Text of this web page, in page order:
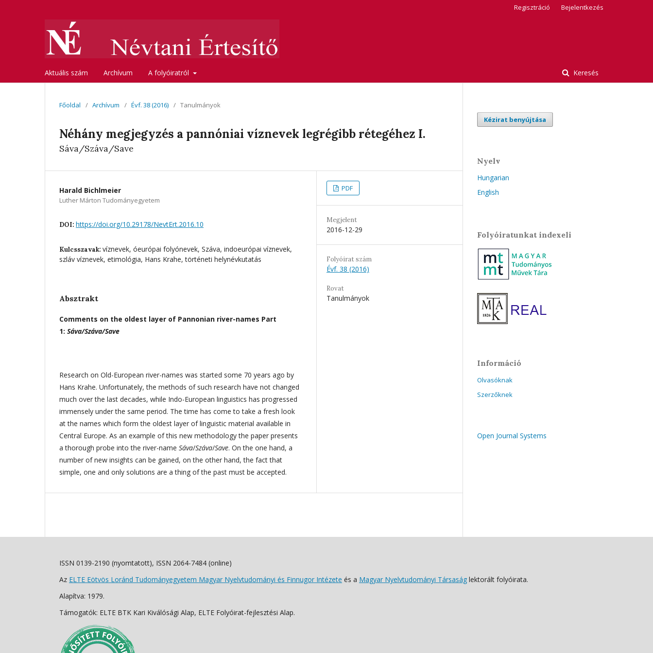
Aktuális szám Archívum A folyóiratról Keresés
Regisztráció Bejelentkezés
Főoldal / Archívum / Évf. 38 (2016) / Tanulmányok
Néhány megjegyzés a pannóniai víznevek legrégibb rétegéhez I.
Sáva/Száva/Save
Harald Bichlmeier
Luther Márton Tudományegyetem
DOI: https://doi.org/10.29178/NevtErt.2016.10
Kulcsszavak: víznevek, óeurópai folyónevek, Száva, indoeurópai víznevek,
szláv víznevek, etimológia, Hans Krahe, történeti helynévkutatás
Absztrakt
Comments on the oldest layer of Pannonian river-names Part
1: Sáva/Száva/Save
Research on Old-European river-names was started some 70 years ago by
Hans Krahe. Unfortunately, the methods of such research have not changed
much over the last decades, while Indo-European linguistics has progressed
immensely under the same period. The time has come to take a fresh look
at the names which form the oldest layer of linguistic material available in
Central Europe. As an example of this new methodology the paper presents
a thorough probe into the river-name Sáva/Száva/Save. On the one hand, a
number of new insights can be gained, on the other hand, the fact that
simple, one and only solutions are a thing of the past must be accepted.
PDF
Megjelent
2016-12-29
Folyóirat szám
Évf. 38 (2016)
Rovat
Tanulmányok
Kézirat benyújtása
Nyelv
Hungarian
English
Folyóiratunkat indexeli
Információ
Olvasóknak
Szerzőknek
Open Journal Systems
ISSN 0139-2190 (nyomtatott), ISSN 2064-7484 (online)
Az ELTE Eötvös Loránd Tudományegyetem Magyar Nyelvtudományi és Finnugor Intézete és a Magyar Nyelvtudományi Társaság lektorált folyóirata.
Alapítva: 1979.
Támogatók: ELTE BTK Kari Kiválósági Alap, ELTE Folyóirat-fejlesztési Alap.